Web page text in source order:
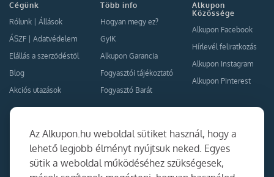
Az Alkupon.hu weboldal sütiket használ, hogy a
lehető legjobb élményt nyújtsuk neked. Egyes
sütik a weboldal működéséhez szükségesek,
Cégünk
Rólunk
Állások
ÁSZF
Adatvédelem
Elállás a szerződéstől
Blog
Akciós utazások
Több info
Hogyan megy ez?
GyIK
Alkupon Garancia
Fogyasztói tájékoztató
Fogyasztó Barát
Alkupon
Közössége
Alkupon Facebook
Hírlevél feliratkozás
Alkupon Instagram
Alkupon Pinterest
Együttműködés
Kapcsolat
Ajánlj nekünk!